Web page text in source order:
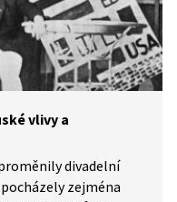
politické, sociální
vlivy a
divadelní
zejména